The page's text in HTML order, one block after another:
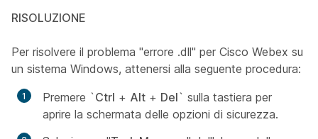
RISOLUZIONE
Per risolvere il problema "errore .dll" per Cisco Webex su
un sistema Windows, attenersi alla seguente procedura:
Premere `Ctrl + Alt + Del` sulla tastiera per
aprire la schermata delle opzioni di sicurezza.